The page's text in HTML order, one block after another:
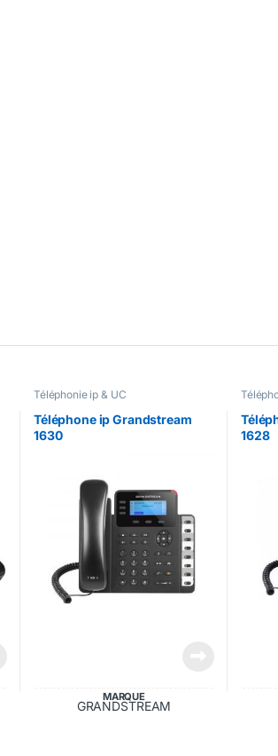
Téléphonie ip & UC
Téléphone ip Grandstream
1630
MARQUE
GRANDSTREAM
1628